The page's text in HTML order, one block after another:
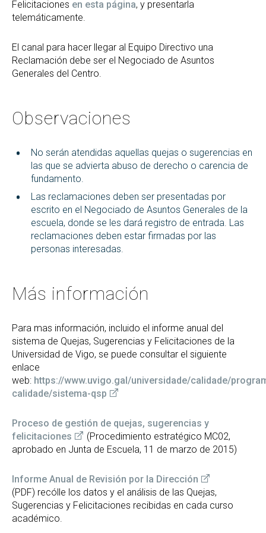
Felicitaciones en esta página, y presentarla
telemáticamente.
El canal para hacer llegar al Equipo Directivo una
Reclamación debe ser el Negociado de Asuntos
Generales del Centro.
Observaciones
No serán atendidas aquellas quejas o sugerencias en
las que se advierta abuso de derecho o carencia de
fundamento.
Las reclamaciones deben ser presentadas por
escrito en el Negociado de Asuntos Generales de la
escuela, donde se les dará registro de entrada. Las
reclamaciones deben estar firmadas por las
personas interesadas.
Más información
Para mas información, incluido el informe anual del
sistema de Quejas, Sugerencias y Felicitaciones de la
Universidad de Vigo, se puede consultar el siguiente
enlace
web: https://www.uvigo.gal/universidade/calidade/
calidade/sistema-qsp
Proceso de gestión de quejas, sugerencias y
felicitaciones
(Procedimiento estratégico MC02,
aprobado en Junta de Escuela, 11 de marzo de 2015)
Informe Anual de Revisión por la Dirección
(PDF) recólle los datos y el análisis de las Quejas,
Sugerencias y Felicitaciones recibidas en cada curso
académico.